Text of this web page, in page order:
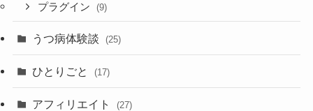
プラグイン (9)
うつ病体験談 (25)
ひとりごと (17)
アフィリエイト (27)